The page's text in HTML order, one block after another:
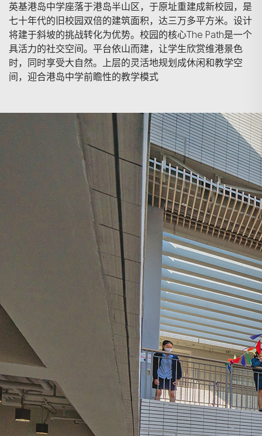
英基港岛中学座落于港岛半山区，于原址重建成新校园，是
七十年代的旧校园双倍的建筑面积，达三万多平方米。设计
将建于斜坡的挑战转化为优势。校园的核心The Path是一个
具活力的社交空间。平台依山而建，让学生欣赏维港景色
时，同时享受大自然。上层的灵活地规划成休闲和教学空
间，迎合港岛中学前瞻性的教学模式